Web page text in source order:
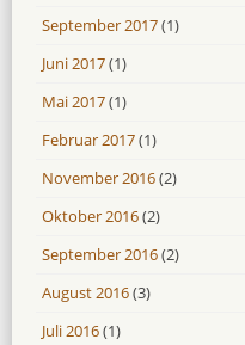
September 2017(1)
Juni 2017(1)
Mai 2017(1)
Februar 2017(1)
November 2016(2)
Oktober 2016(2)
September 2016(2)
August 2016(3)
Juli 2016(1)